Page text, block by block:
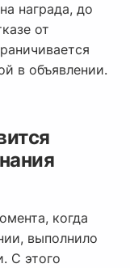
награда, до
от
в объявлении.
когда
выполнило
С этого